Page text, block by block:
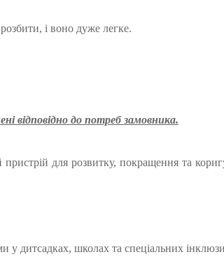
і воно дуже легке.
відповідно до потреб замовника.
для розвитку, покращення та
у дитсадках, школах та спеціальних